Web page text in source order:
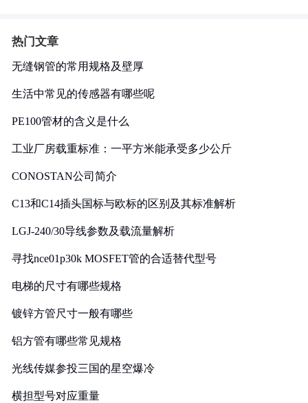
热门文章
无缝钢管的常用规格及壁厚
生活中常见的传感器有哪些呢
PE100管材的含义是什么
工业厂房载重标准：一平方米能承受多少公斤
CONOSTAN公司简介
C13和C14插头国标与欧标的区别及其标准解析
LGJ-240/30导线参数及载流量解析
寻找nce01p30k MOSFET管的合适替代型号
电梯的尺寸有哪些规格
镀锌方管尺寸一般有哪些
铝方管有哪些常见规格
光线传媒参投三国的星空爆冷
横担型号对应重量